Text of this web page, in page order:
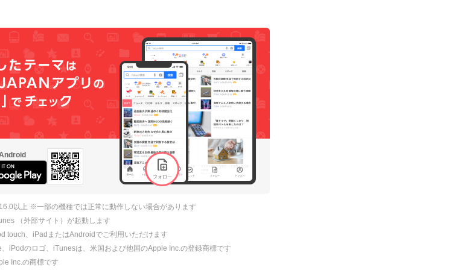
以上 ※一部の機種では正常に動作しない場合があります
（外部サイト）が起動します
touch、iPadまたはAndroidでご利用いただけます
iPodのロゴ、iTunesは、米国および他国のApple Inc.の登録商標です
Inc.の商標です